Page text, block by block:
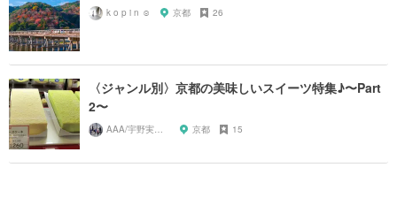
k o p i n ☺︎ 京都 26
〈ジャンル別〉京都の美味しいスイーツ特集♪〜Part
2〜
AAA/宇野実彩子推し 京都 15